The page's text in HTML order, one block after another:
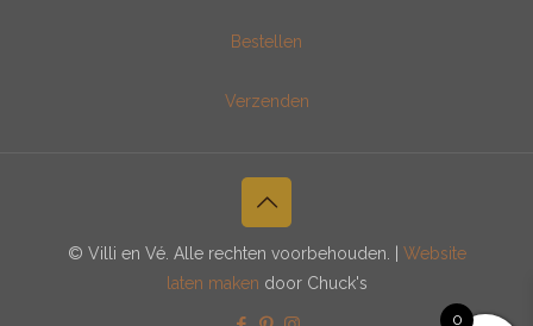
Bestellen
Verzenden
© Villi en Vé. Alle rechten voorbehouden. | Website
laten maken door Chuck's
0